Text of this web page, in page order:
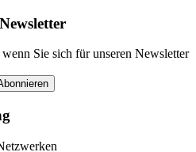
Sie sich für unseren Newsletter